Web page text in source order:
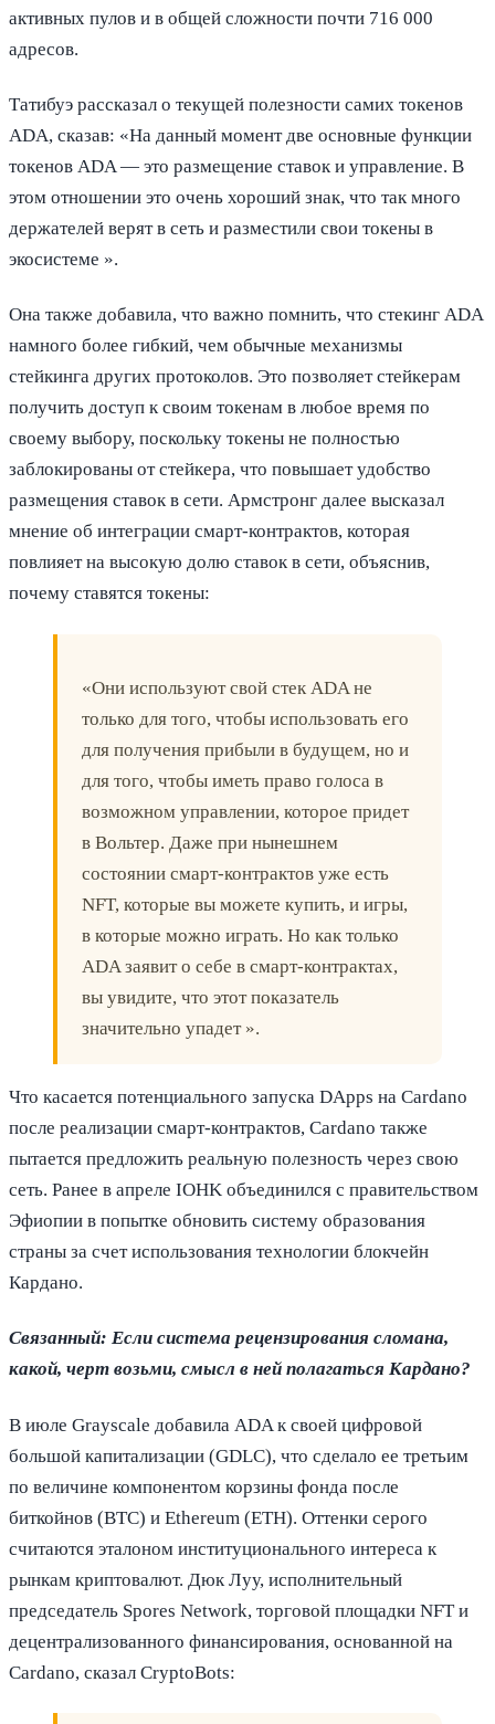
активных пулов и в общей сложности почти 716 000
адресов.
Татибуэ рассказал о текущей полезности самих токенов
ADA, сказав: «На данный момент две основные функции
токенов ADA — это размещение ставок и управление. В
этом отношении это очень хороший знак, что так много
держателей верят в сеть и разместили свои токены в
экосистеме ».
Она также добавила, что важно помнить, что стекинг ADA
намного более гибкий, чем обычные механизмы
стейкинга других протоколов. Это позволяет стейкерам
получить доступ к своим токенам в любое время по
своему выбору, поскольку токены не полностью
заблокированы от стейкера, что повышает удобство
размещения ставок в сети. Армстронг далее высказал
мнение об интеграции смарт-контрактов, которая
повлияет на высокую долю ставок в сети, объяснив,
почему ставятся токены:
«Они используют свой стек ADA не
только для того, чтобы использовать его
для получения прибыли в будущем, но и
для того, чтобы иметь право голоса в
возможном управлении, которое придет
в Вольтер. Даже при нынешнем
состоянии смарт-контрактов уже есть
NFT, которые вы можете купить, и игры,
в которые можно играть. Но как только
ADA заявит о себе в смарт-контрактах,
вы увидите, что этот показатель
значительно упадет ».
Что касается потенциального запуска DApps на Cardano
после реализации смарт-контрактов, Cardano также
пытается предложить реальную полезность через свою
сеть. Ранее в апреле IOHK объединился с правительством
Эфиопии в попытке обновить систему образования
страны за счет использования технологии блокчейн
Кардано.
Связанный: Если система рецензирования сломана,
какой, черт возьми, смысл в ней полагаться Кардано?
В июле Grayscale добавила ADA к своей цифровой
большой капитализации (GDLC), что сделало ее третьим
по величине компонентом корзины фонда после
биткойнов (BTC) и Ethereum (ETH). Оттенки серого
считаются эталоном институционального интереса к
рынкам криптовалют. Дюк Луу, исполнительный
председатель Spores Network, торговой площадки NFT и
децентрализованного финансирования, основанной на
Cardano, сказал CryptoBots: